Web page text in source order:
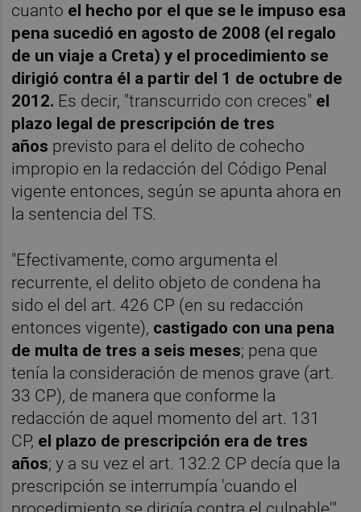
cuanto el hecho por el que se le impuso esa
pena sucedió en agosto de 2008 (el regalo
de un viaje a Creta) y el procedimiento se
dirigió contra él a partir del 1 de octubre de
2012. Es decir, "transcurrido con creces" el
plazo legal de prescripción de tres
años previsto para el delito de cohecho
impropio en la redacción del Código Penal
vigente entonces, según se apunta ahora en
la sentencia del TS.
"Efectivamente, como argumenta el
recurrente, el delito objeto de condena ha
sido el del art. 426 CP (en su redacción
entonces vigente), castigado con una pena
de multa de tres a seis meses; pena que
tenía la consideración de menos grave (art.
33 CP), de manera que conforme la
redacción de aquel momento del art. 131
CP, el plazo de prescripción era de tres
años; y a su vez el art. 132.2 CP decía que la
prescripción se interrumpía 'cuando el